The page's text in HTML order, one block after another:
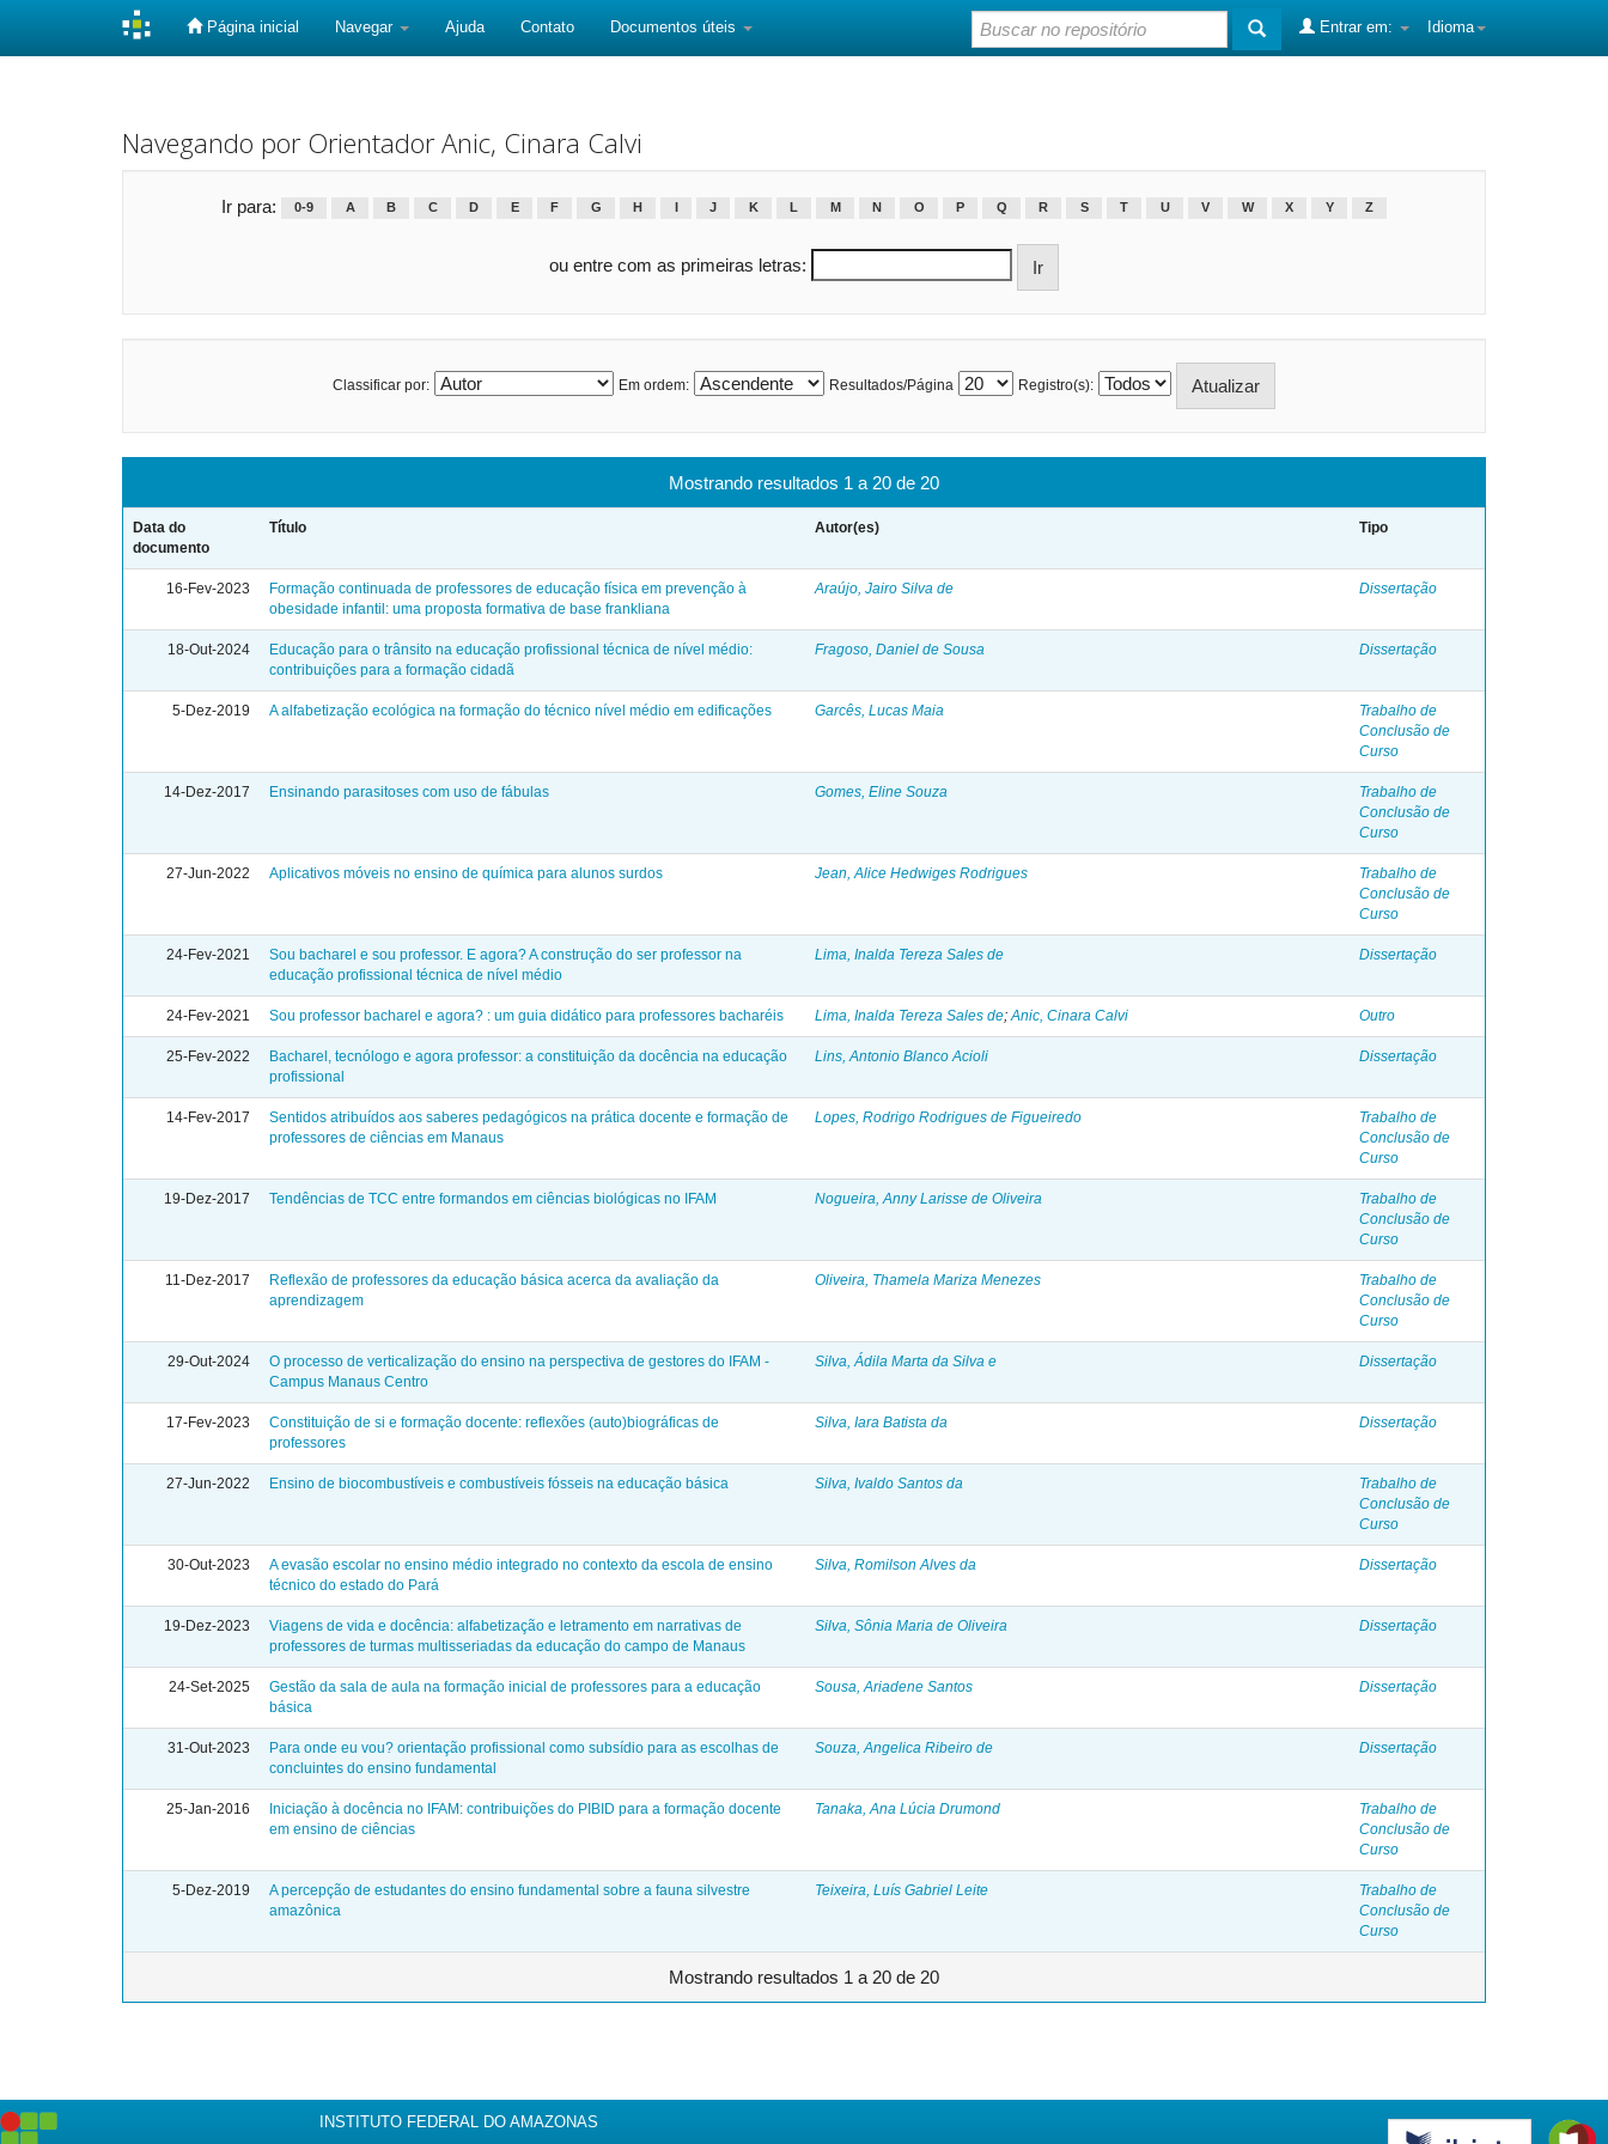
Página inicial Navegar Ajuda Contato Documentos úteis Idioma
Entrar em:
Navegando por Orientador Anic, Cinara Calvi
Ir para: 0-9 A B C D E F G H J K L M N O P Q R S T U V W X Y Z
ou entre com as primeiras letras:
Classificar por: Em ordem: Resultados/Página Registro(s):
Mostrando resultados 1 a 20 de 20
Data do
documento
Título Autor(es) Tipo
16-Fev-2023
Formação continuada de professores de educação física em prevenção à
obesidade infantil: uma proposta formativa de base frankliana
Araújo, Jairo Silva de Dissertação
18-Out-2024
Educação para o trânsito na educação profissional técnica de nível médio:
contribuições para a formação cidadã
Fragoso, Daniel de Sousa Dissertação
5-Dez-2019 A alfabetização ecológica na formação do técnico nível médio em edificações Garcês, Lucas Maia
Trabalho de
Conclusão de
Curso
14-Dez-2017 Ensinando parasitoses com uso de fábulas Gomes, Eline Souza
Trabalho de
Conclusão de
Curso
27-Jun-2022 Aplicativos móveis no ensino de química para alunos surdos Jean, Alice Hedwiges Rodrigues
Trabalho de
Conclusão de
Curso
24-Fev-2021
Sou bacharel e sou professor. E agora? A construção do ser professor na
educação profissional técnica de nível médio
Lima, Inalda Tereza Sales de Dissertação
24-Fev-2021 Sou professor bacharel e agora? : um guia didático para professores bacharéis Lima, Inalda Tereza Sales de; Anic, Cinara Calvi Outro
25-Fev-2022
Bacharel, tecnólogo e agora professor: a constituição da docência na educação
profissional
Lins, Antonio Blanco Acioli Dissertação
14-Fev-2017
Sentidos atribuídos aos saberes pedagógicos na prática docente e formação de
professores de ciências em Manaus
Lopes, Rodrigo Rodrigues de Figueiredo
Trabalho de
Conclusão de
Curso
19-Dez-2017 Tendências de TCC entre formandos em ciências biológicas no IFAM Nogueira, Anny Larisse de Oliveira
Trabalho de
Conclusão de
Curso
11-Dez-2017
Reflexão de professores da educação básica acerca da avaliação da
aprendizagem
Oliveira, Thamela Mariza Menezes
Trabalho de
Conclusão de
Curso
29-Out-2024
O processo de verticalização do ensino na perspectiva de gestores do IFAM -
Campus Manaus Centro
Silva, Ádila Marta da Silva e Dissertação
17-Fev-2023
Constituição de si e formação docente: reflexões (auto)biográficas de
professores
Silva, Iara Batista da Dissertação
27-Jun-2022 Ensino de biocombustíveis e combustíveis fósseis na educação básica Silva, Ivaldo Santos da
Trabalho de
Conclusão de
Curso
30-Out-2023
A evasão escolar no ensino médio integrado no contexto da escola de ensino
técnico do estado do Pará
Silva, Romilson Alves da Dissertação
19-Dez-2023
Viagens de vida e docência: alfabetização e letramento em narrativas de
professores de turmas multisseriadas da educação do campo de Manaus
Silva, Sônia Maria de Oliveira Dissertação
24-Set-2025
Gestão da sala de aula na formação inicial de professores para a educação
básica
Sousa, Ariadene Santos Dissertação
31-Out-2023
Para onde eu vou? orientação profissional como subsídio para as escolhas de
concluintes do ensino fundamental
Souza, Angelica Ribeiro de Dissertação
25-Jan-2016
Iniciação à docência no IFAM: contribuições do PIBID para a formação docente
em ensino de ciências
Tanaka, Ana Lúcia Drumond
Trabalho de
Conclusão de
Curso
5-Dez-2019
A percepção de estudantes do ensino fundamental sobre a fauna silvestre
amazônica
Teixeira, Luís Gabriel Leite
Trabalho de
Conclusão de
Curso
Mostrando resultados 1 a 20 de 20
INSTITUTO FEDERAL DO AMAZONAS